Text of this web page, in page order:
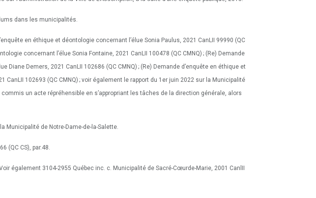
dans les municipalités.
en éthique et déontologie concernant l’élue Sonia Paulus, 2021 CanLII 99990 (QC
concernant l’élue Sonia Fontaine, 2021 CanLII 100478 (QC CMNQ) ; (Re) Demande
Diane Demers, 2021 CanLII 102686 (QC CMNQ) ; (Re) Demande d’enquête en éthique et
CanLII 102693 (QC CMNQ) ; voir également le rapport du 1er juin 2022 sur la Municipalité
un acte répréhensible en s’appropriant les tâches de la direction générale, alors
Municipalité de Notre-Dame-de-la-Salette.
(QC CS), par.48.
également 3104-2955 Québec inc. c. Municipalité de Sacré-Cœurde-Marie, 2001 CanlII